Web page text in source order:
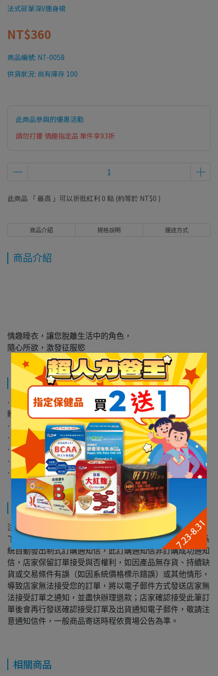
法式荷葉深V連身裙
NT$360
商品編號: N7-0058
供貨狀況: 尚有庫存 100
此商品參與的優惠活動
請勿打擾 情趣指定品 單件享93折
此商品 「 最高 」可以折抵紅利 0 點 (約等於 NT$0 )
商品介紹 規格說明 運送方式
商品介紹
情趣睡衣，讓您脫離生活中的角色，
隨心所欲，激發征服慾
規格說明
· 商品名稱：Gaoria｜曖昧最美｜法式荷葉深V連身裙 情趣
睡衣
· 商品內容：睡衣+丁字褲
· 商品材質：錦綸+氨綸
· 尺寸：FREE SIZE，適穿胸圍32~36吋,腰圍22-32吋內
· 以上為手工量測，誤差約2CM內
· 商品編號：N7-0058
運送方式
注意事項：
下單前請先聯繫客服人員詢問有無現貨，您下單後會收到系
統自動發出制式訂購通知信，此訂購通知信非訂購成功通知
信，店家保留訂單接受與否權利，如因產品無存貨、持續缺
貨或交易條件有誤（如因系統價格標示錯誤）或其他情形，
導致店家無法接受您的訂單，將以電子郵件方式發送店家無
法接受訂單之通知，並盡快辦理退款；店家確認接受此筆訂
單後會再行發送確認接受訂單及出貨通知電子郵件，敬請注
意通知信件，一般商品寄送時程依賣場公告為準。
相關商品